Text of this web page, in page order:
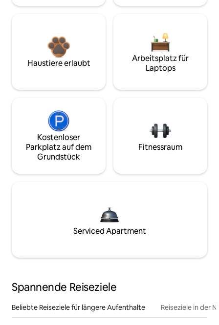
Haustiere erlaubt
Arbeitsplatz für
Laptops
Kostenloser
Parkplatz auf dem
Grundstück
Fitnessraum
Serviced Apartment
Spannende Reiseziele
Beliebte Reiseziele für längere Aufenthalte Reiseziele in der